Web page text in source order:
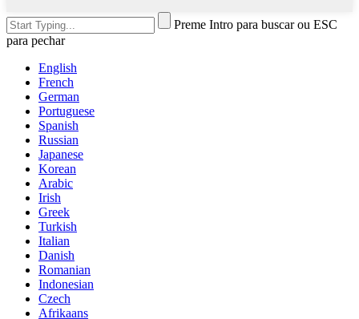
Preme Intro para buscar ou ESC
para pechar
English
French
German
Portuguese
Spanish
Russian
Japanese
Korean
Arabic
Irish
Greek
Turkish
Italian
Danish
Romanian
Indonesian
Czech
Afrikaans